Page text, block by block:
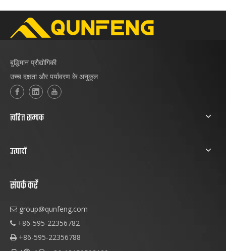
बुद्धिमान प्रौद्योगिकी
उच्च दक्षता और पर्यावरण के अनुकूल
त्वरित सम्पक
उत्पादों
संपर्क करें
 group@qunfeng.com
 +86-595-22356782
 +86-595-22356788